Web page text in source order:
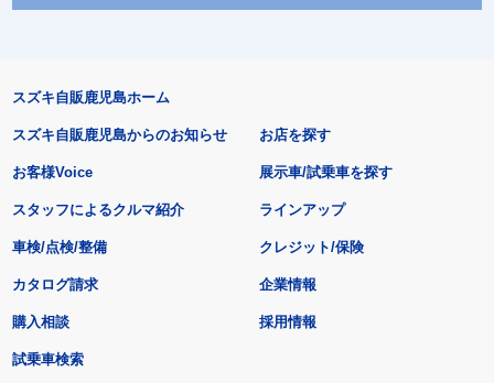
スズキ自販鹿児島ホーム
スズキ自販鹿児島からのお知らせ
お客様Voice
スタッフによるクルマ紹介
お店を探す
展示車/試乗車を探す
ラインアップ
車検/点検/整備 クレジット/保険
カタログ請求
購入相談
試乗車検索
企業情報
採用情報